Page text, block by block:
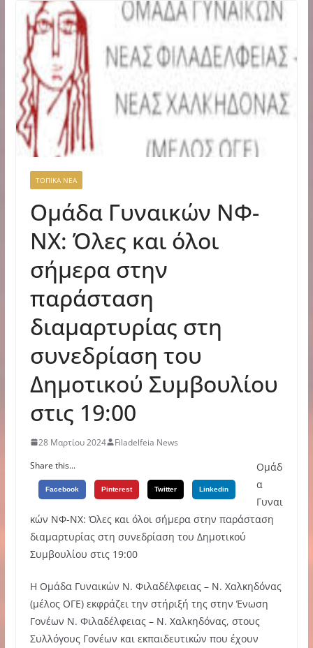
ΤΟΠΙΚΑ ΝΕΑ
Ομάδα Γυναικών ΝΦ-
ΝΧ: Όλες και όλοι
σήμερα στην
παράσταση
διαμαρτυρίας στη
συνεδρίαση του
Δημοτικού Συμβουλίου
στις 19:00
28 Μαρτίου 2024
Filadelfeia News
Share this...
Facebook Pinterest Twitter Linkedin
Ομάδ
α
Γυναι
κών ΝΦ-ΝΧ: Όλες και όλοι σήμερα στην παράσταση
διαμαρτυρίας στη συνεδρίαση του Δημοτικού
Συμβουλίου στις 19:00
Η Ομάδα Γυναικών Ν. Φιλαδέλφειας – Ν. Χαλκηδόνας
(μέλος ΟΓΕ) εκφράζει την στήριξή της στην Ένωση
Γονέων Ν. Φιλαδέλφειας – Ν. Χαλκηδόνας, στους
Συλλόγους Γονέων και εκπαιδευτικών που έχουν